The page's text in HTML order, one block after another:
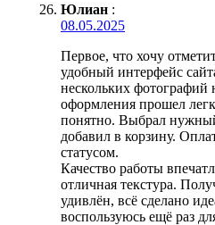
Юлиан :
08.05.2025
Первое, что хочу
удобный интерфейс
нескольких фотографий
оформления прошел
понятно. Выбрал
добавил в корзину.
статусом.
Качество работы
отличная текстура.
удивлён, всё сделано
воспользуюсь ещё раз